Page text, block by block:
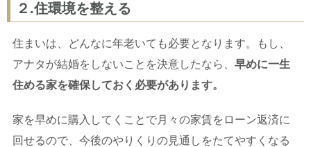
２.住環境を整える
住まいは、どんなに年老いても必要となります。もし、
アナタが結婚をしないことを決意したなら、 早めに一生
住める家を確保しておく必要があります。
家を早めに購入してくことで月々の家賃をローン返済に
回せるので、今後のやりくりの見通しをたてやすくなる